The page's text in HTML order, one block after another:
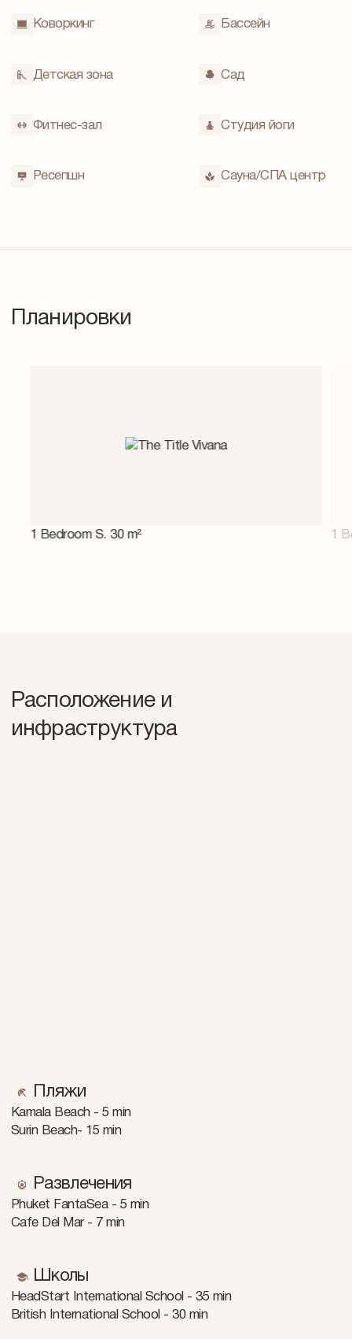
Коворкинг Бассейн
Детская зона Cад
Фитнес-зал Студия йоги
Ресепшн Сауна/СПА центр
Планировки
1 Bedroom S. 30 m² 1
Расположение и
инфраструктура
Пляжи
Kamala Beach - 5 min
Surin Beach- 15 min
Развлечения
Phuket FantaSea - 5 min
Cafe Del Mar - 7 min
Школы
HeadStart International School - 35 min
British International School - 30 min